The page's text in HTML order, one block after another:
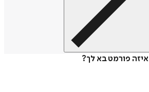
איזה פורמט בא לך?